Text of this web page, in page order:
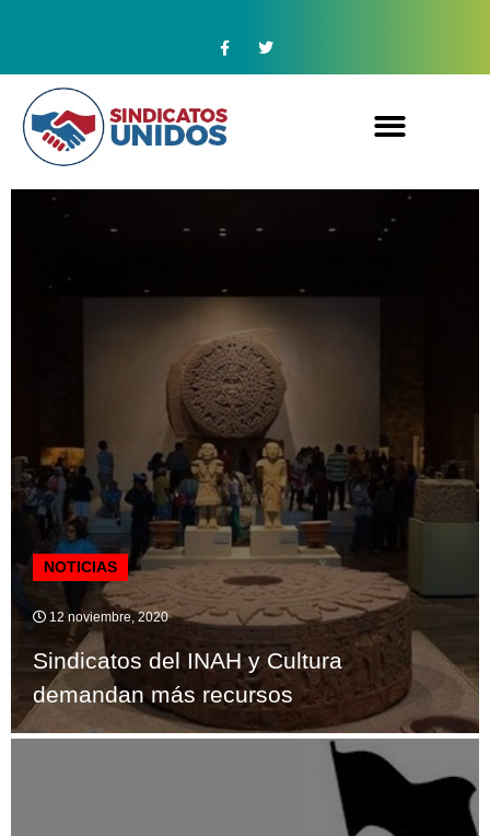
NOTICIAS
12 noviembre, 2020
Sindicatos del INAH y Cultura
demandan más recursos